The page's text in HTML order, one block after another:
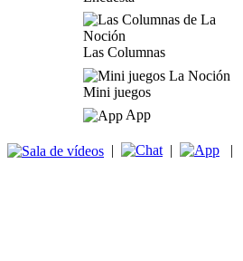
Las Columnas
Mini juegos
App
| | |